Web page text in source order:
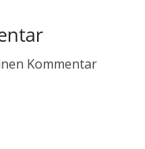
Kommentar